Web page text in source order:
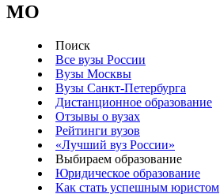
MO
Поиск
Все вузы России
Вузы Москвы
Вузы Санкт-Петербурга
Дистанционное образование
Отзывы о вузах
Рейтинги вузов
«Лучший вуз России»
Выбираем образование
Юридическое образование
Как стать успешным юристом